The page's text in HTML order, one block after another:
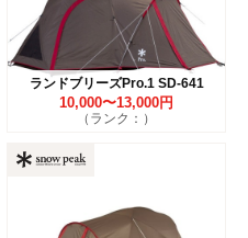
ランドブリーズPro.1 SD-641
10,000〜13,000円
（ランク：）